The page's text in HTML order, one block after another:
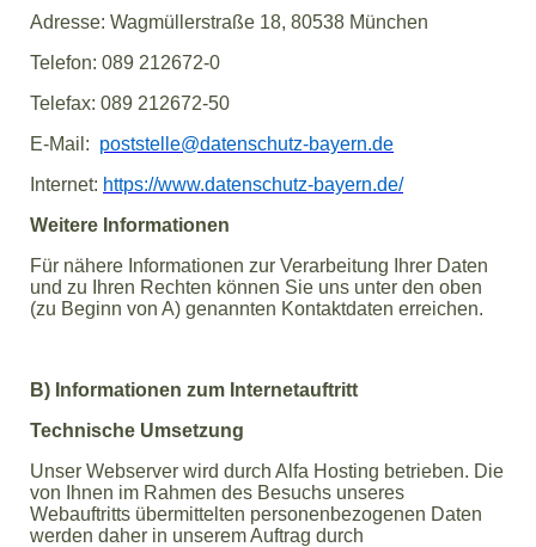
Adresse: Wagmüllerstraße 18, 80538 München
Telefon: 089 212672-0
Telefax: 089 212672-50
E-Mail: poststelle@datenschutz-bayern.de
Internet: https://www.datenschutz-bayern.de/
Weitere Informationen
Für nähere Informationen zur Verarbeitung Ihrer Daten
und zu Ihren Rechten können Sie uns unter den oben
(zu Beginn von A) genannten Kontaktdaten erreichen.
B) Informationen zum Internetauftritt
Technische Umsetzung
Unser Webserver wird durch Alfa Hosting betrieben. Die
von Ihnen im Rahmen des Besuchs unseres
Webauftritts übermittelten personenbezogenen Daten
werden daher in unserem Auftrag durch